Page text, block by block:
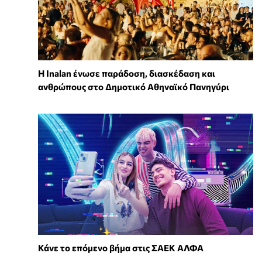
Η Inalan ένωσε παράδοση, διασκέδαση και
ανθρώπους στο Δημοτικό Αθηναϊκό Πανηγύρι
Κάνε το επόμενο βήμα στις ΣΑΕΚ ΑΛΦΑ